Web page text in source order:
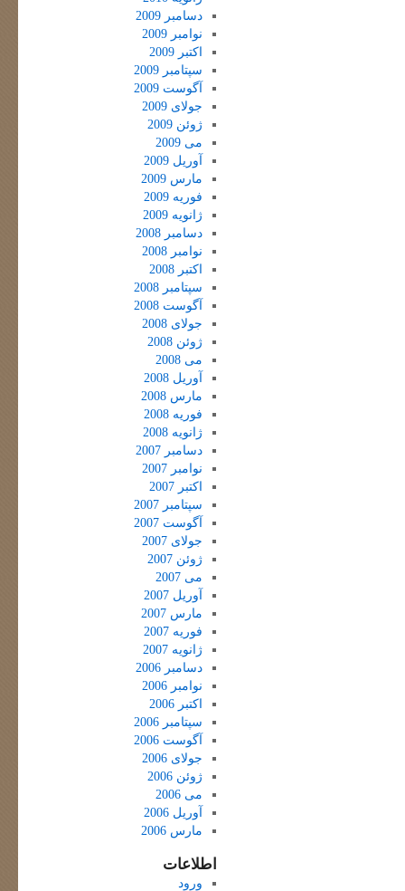
دسامبر 2009
نوامبر 2009
اکتبر 2009
سپتامبر 2009
آگوست 2009
جولای 2009
ژوئن 2009
می 2009
آوریل 2009
مارس 2009
فوریه 2009
ژانویه 2009
دسامبر 2008
نوامبر 2008
اکتبر 2008
سپتامبر 2008
آگوست 2008
جولای 2008
ژوئن 2008
می 2008
آوریل 2008
مارس 2008
فوریه 2008
ژانویه 2008
دسامبر 2007
نوامبر 2007
اکتبر 2007
سپتامبر 2007
آگوست 2007
جولای 2007
ژوئن 2007
می 2007
آوریل 2007
مارس 2007
فوریه 2007
ژانویه 2007
دسامبر 2006
نوامبر 2006
اکتبر 2006
سپتامبر 2006
آگوست 2006
جولای 2006
ژوئن 2006
می 2006
آوریل 2006
مارس 2006
اطلاعات
ورود